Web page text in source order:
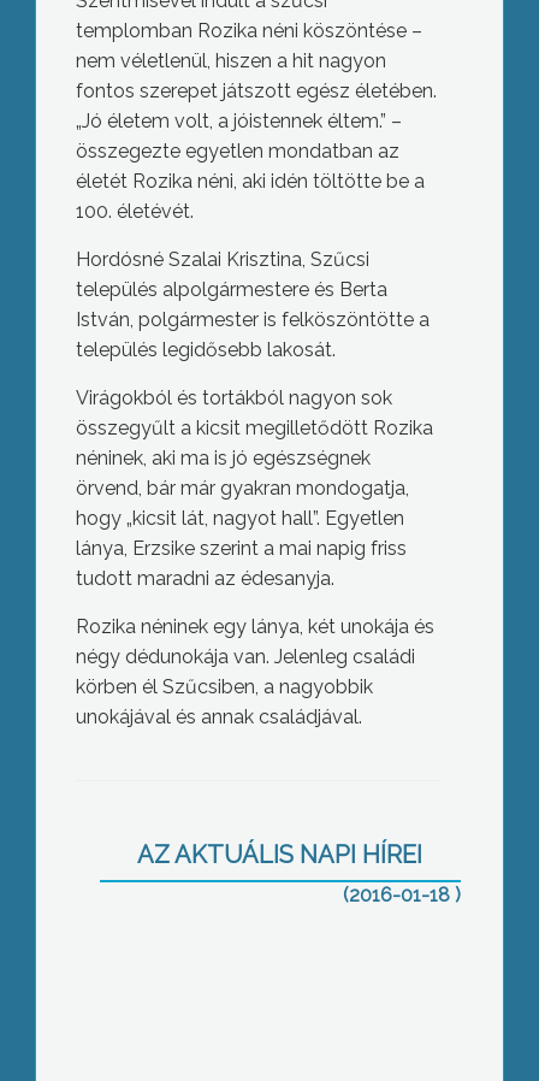
templomban Rozika néni köszöntése –
nem véletlenül, hiszen a hit nagyon
fontos szerepet játszott egész életében.
„Jó életem volt, a jóistennek éltem.” –
összegezte egyetlen mondatban az
életét Rozika néni, aki idén töltötte be a
100. életévét.
Hordósné Szalai Krisztina, Szűcsi
település alpolgármestere és Berta
István, polgármester is felköszöntötte a
település legidősebb lakosát.
Virágokból és tortákból nagyon sok
összegyűlt a kicsit megilletődött Rozika
néninek, aki ma is jó egészségnek
örvend, bár már gyakran mondogatja,
hogy „kicsit lát, nagyot hall”. Egyetlen
lánya, Erzsike szerint a mai napig friss
tudott maradni az édesanyja.
Rozika néninek egy lánya, két unokája és
négy dédunokája van. Jelenleg családi
körben él Szűcsiben, a nagyobbik
unokájával és annak családjával.
AZ AKTUÁLIS NAPI HÍREI
(2016-01-18 )